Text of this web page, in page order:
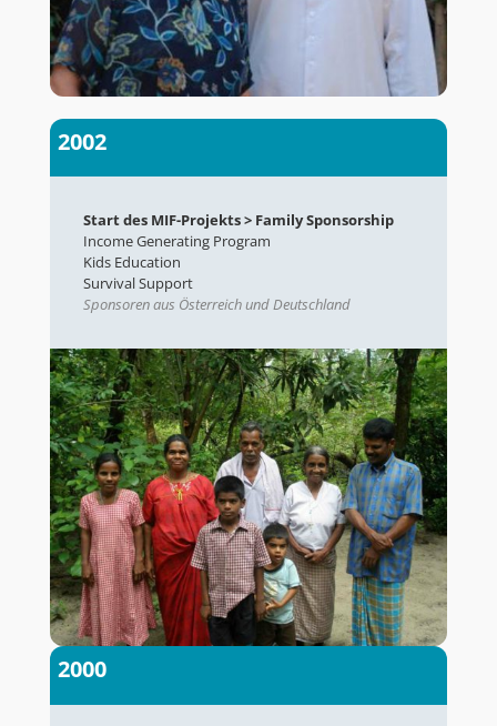
2002
Start des MIF-Projekts > Family Sponsorship
Income Generating Program
Kids Education
Survival Support
Sponsoren aus Österreich und Deutschland
2000